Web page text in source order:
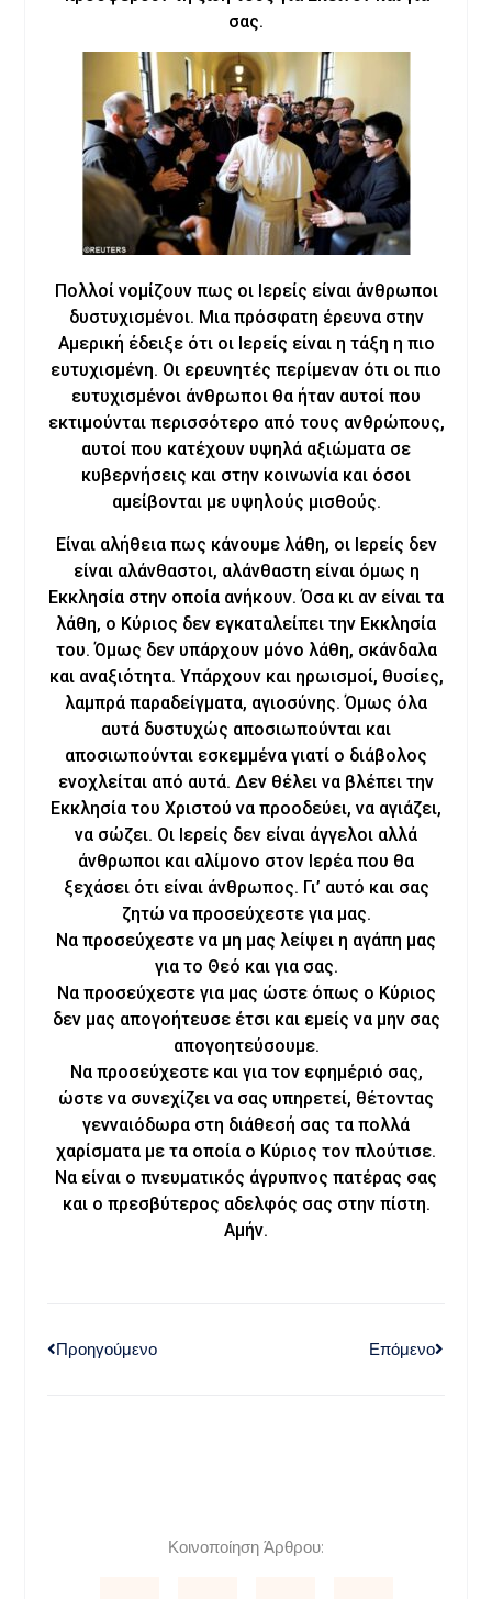
σας.
Πολλοί νομίζουν πως οι Ιερείς είναι άνθρωποι
δυστυχισμένοι. Μια πρόσφατη έρευνα στην
Αμερική έδειξε ότι οι Ιερείς είναι η τάξη η πιο
ευτυχισμένη. Οι ερευνητές περίμεναν ότι οι πιο
ευτυχισμένοι άνθρωποι θα ήταν αυτοί που
εκτιμούνται περισσότερο από τους ανθρώπους,
αυτοί που κατέχουν υψηλά αξιώματα σε
κυβερνήσεις και στην κοινωνία και όσοι
αμείβονται με υψηλούς μισθούς.
Είναι αλήθεια πως κάνουμε λάθη, οι Ιερείς δεν
είναι αλάνθαστοι, αλάνθαστη είναι όμως η
Εκκλησία στην οποία ανήκουν. Όσα κι αν είναι τα
λάθη, ο Κύριος δεν εγκαταλείπει την Εκκλησία
του. Όμως δεν υπάρχουν μόνο λάθη, σκάνδαλα
και αναξιότητα. Υπάρχουν και ηρωισμοί, θυσίες,
λαμπρά παραδείγματα, αγιοσύνης. Όμως όλα
αυτά δυστυχώς αποσιωπούνται και
αποσιωπούνται εσκεμμένα γιατί ο διάβολος
ενοχλείται από αυτά. Δεν θέλει να βλέπει την
Εκκλησία του Χριστού να προοδεύει, να αγιάζει,
να σώζει. Οι Ιερείς δεν είναι άγγελοι αλλά
άνθρωποι και αλίμονο στον Ιερέα που θα
ξεχάσει ότι είναι άνθρωπος. Γι’ αυτό και σας
ζητώ να προσεύχεστε για μας.
Να προσεύχεστε να μη μας λείψει η αγάπη μας
για το Θεό και για σας.
Να προσεύχεστε για μας ώστε όπως ο Κύριος
δεν μας απογοήτευσε έτσι και εμείς να μην σας
απογοητεύσουμε.
Να προσεύχεστε και για τον εφημέριό σας,
ώστε να συνεχίζει να σας υπηρετεί, θέτοντας
γενναιόδωρα στη διάθεσή σας τα πολλά
χαρίσματα με τα οποία ο Κύριος τον πλούτισε.
Να είναι ο πνευματικός άγρυπνος πατέρας σας
και ο πρεσβύτερος αδελφός σας στην πίστη.
Αμήν.
Προηγούμενο Επόμενο
Κοινοποίηση Άρθρου: